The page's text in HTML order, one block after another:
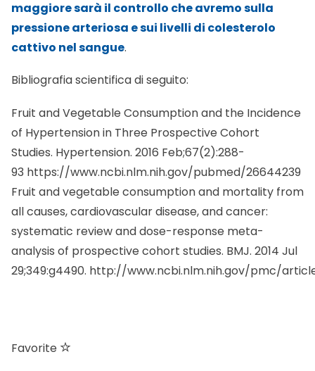
maggiore sarà il controllo che avremo sulla
pressione arteriosa e sui livelli di colesterolo
cattivo nel sangue.
Bibliografia scientifica di seguito:
Fruit and Vegetable Consumption and the Incidence
of Hypertension in Three Prospective Cohort
Studies. Hypertension. 2016 Feb;67(2):288-
93 https://www.ncbi.nlm.nih.gov/pubmed/26644239
Fruit and vegetable consumption and mortality from
all causes, cardiovascular disease, and cancer:
systematic review and dose-response meta-
analysis of prospective cohort studies. BMJ. 2014 Jul
29;349:g4490. http://www.ncbi.nlm.nih.gov/pmc/
Favorite